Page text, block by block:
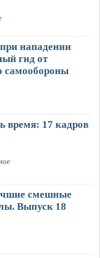
нападении
гид от
самообороны
время: 17 кадров
смешные
Выпуск 18